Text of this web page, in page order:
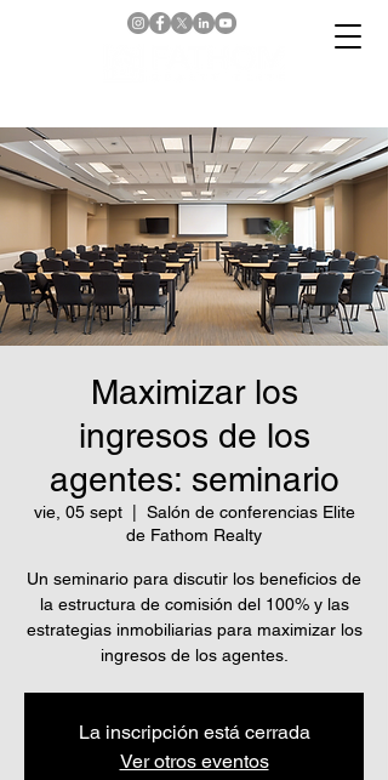
Maximizar los
ingresos de los
agentes: seminario
vie, 05 sept
  |
Salón de conferencias Elite
de Fathom Realty
Un seminario para discutir los beneficios de
la estructura de comisión del 100% y las
estrategias inmobiliarias para maximizar los
ingresos de los agentes.
La inscripción está cerrada
Ver otros eventos